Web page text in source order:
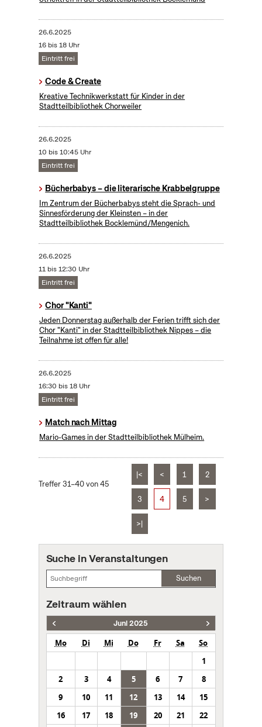
26.6.2025
16 bis 18 Uhr
Eintritt frei
Code & Create
Kreative Technikwerkstatt für Kinder in der
Stadtteilbibliothek Chorweiler
26.6.2025
10 bis 10:45 Uhr
Eintritt frei
Bücherbabys – die literarische Krabbelgruppe
Im Zentrum der Bücherbabys steht die Sprach- und
Sinnesförderung der Kleinsten – in der
Stadtteilbibliothek Bocklemünd/Mengenich.
26.6.2025
11 bis 12:30 Uhr
Eintritt frei
Chor "Kanti"
Jeden Donnerstag außerhalb der Ferien trifft sich der
Chor "Kanti" in der Stadtteilbibliothek Nippes – die
Teilnahme ist offen für alle!
26.6.2025
16:30 bis 18 Uhr
Eintritt frei
Match nach Mittag
Mario-Games in der Stadtteilbibliothek Mülheim.
Treffer 31–40 von 45
|< < 1 2
3 4 5 >
>|
Suche in Veranstaltungen
Suchen
Zeitraum wählen
Juni 2025
Mo Di Mi Do Fr Sa
So
1
2
3 4 5 6 7
8
9
10 11 12 13 14
15
16
17 18 19 20 21
22